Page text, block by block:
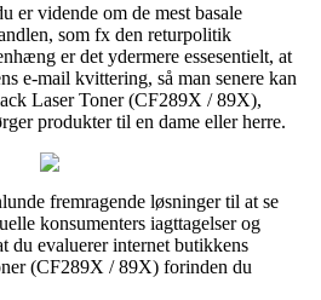
er vidende om de mest basale
som fx den returpolitik
er det ydermere essesentielt, at
e-mail kvittering, så man senere kan
Laser Toner (CF289X / 89X),
produkter til en dame eller herre.
fremragende løsninger til at se
konsumenters iagttagelser og
du evaluerer internet butikkens
(CF289X / 89X) forinden du